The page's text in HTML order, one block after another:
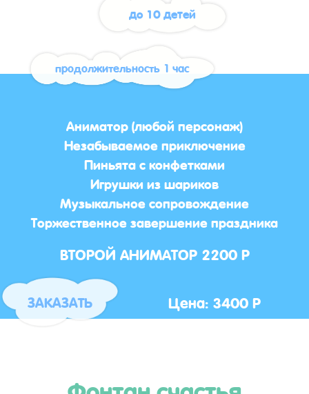
до 10 детей
продолжительность 1 час
Аниматор (любой персонаж)
Незабываемое приключение
Пиньята с конфетками
Игрушки из шариков
Музыкальное сопровождение
Торжественное завершение праздника
ВТОРОЙ АНИМАТОР 2200 Р
ЗАКАЗАТЬ Цена: 3400 Р